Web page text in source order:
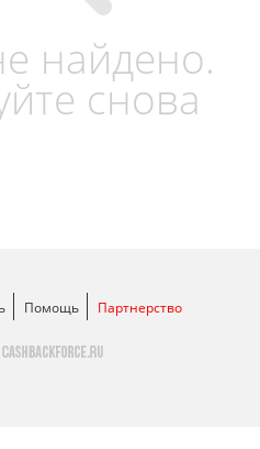
найдено.
снова
Помощь Партнерство